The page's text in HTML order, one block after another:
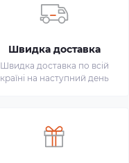
Швидка доставка
Швидка доставка по всій
країні на наступний день